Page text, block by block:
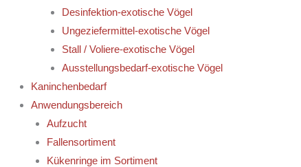
Desinfektion-exotische Vögel
Ungeziefermittel-exotische Vögel
Stall / Voliere-exotische Vögel
Ausstellungsbedarf-exotische Vögel
Kaninchenbedarf
Anwendungsbereich
Aufzucht
Fallensortiment
Kükenringe im Sortiment